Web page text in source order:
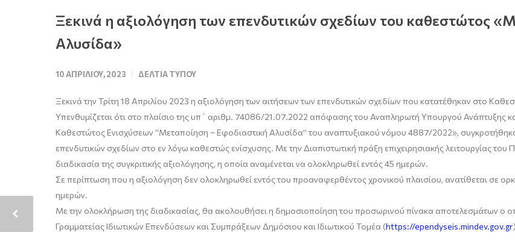
Ξεκινά η αξιολόγηση των επενδυτικών σχεδίων του καθεστώτος
Αλυσίδα»
10 ΑΠΡΙΛΊΟΥ, 2023 ΔΕΛΤΊΑ ΤΎΠΟΥ
Ξεκινά την Τρίτη 18 Απριλίου 2023 η αξιολόγηση των αιτήσεων των επενδυτικών σχεδίων που κατατέθηκαν στο
Υπενθυμίζεται ότι στο πλαίσιο τηςυπ΄ αριθμ. 74086/21.07.2022 απόφασης του Αναπληρωτή Υπουργού Ανάπτυξης
Καθεστώτος Ενισχύσεων “Μεταποίηση – Εφοδιαστική Αλυσίδα” του αναπτυξιακού νόμου 4887/2022»,
επενδυτικών σχεδίων στο εν λόγω καθεστώς ενίσχυσης. Με την Διαπιστωτική πράξη επιχειρησιακής λειτουργίας
διαδικασία της συγκριτικής αξιολόγησης, η οποία αναμένεται να ολοκληρωθεί εντός 45 ημερών.
Σε περίπτωση που η αξιολόγηση δεν ολοκληρωθεί εντός του προαναφερθέντος χρονικού πλαισίου, ανατίθεται σε
ημερών.
Με την ολοκλήρωση της διαδικασίας, θα ακολουθήσει η δημοσιοποίηση του προσωρινού πίνακα αποτελεσμάτων ο
Γραμματείας Ιδιωτικών Επενδύσεων και Συμπράξεων Δημόσιου και Ιδιωτικού Τομέα (https://ependyseis.mindev.gov.gr